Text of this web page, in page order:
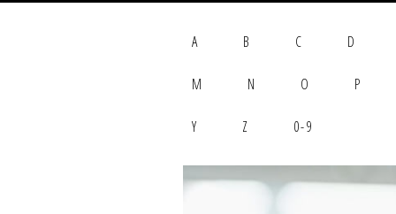
A B C D
M N O P
Y Z 0-9